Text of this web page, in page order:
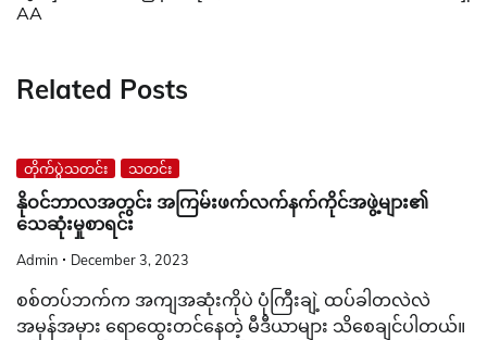
AA
Related Posts
တိုက်ပွဲသတင်း သတင်း
နိုဝင်ဘာလအတွင်း အကြမ်းဖက်လက်နက်ကိုင်အဖွဲ့များ၏
သေဆုံးမှုစာရင်း
Admin December 3, 2023
စစ်တပ်ဘက်က အကျအဆုံးကိုပဲ ပုံကြီးချဲ့ ထပ်ခါတလဲလဲ
အမှန်အမှား ရောထွေးတင်နေတဲ့ မီဒီယာများ သိစေချင်ပါတယ်။